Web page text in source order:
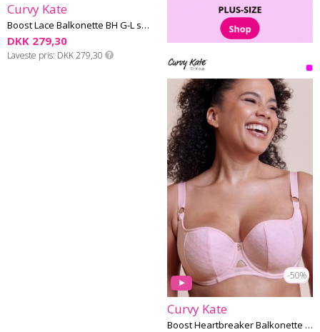
Curvy Kate
Boost Lace Balkonette BH G-L skål
DKK 279,30
Laveste pris DKK 279,30
-50%
Curvy Kate
Boost Heartbreaker Balkonette BH G-L skål